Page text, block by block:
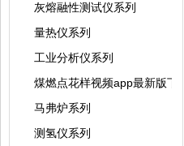
灰熔融性测试仪系列
量热仪系列
工业分析仪系列
煤燃点花样视频app最新版下载
马弗炉系列
测氢仪系列